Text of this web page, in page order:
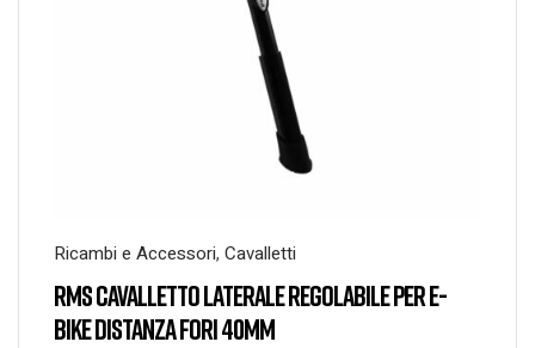
Ricambi e Accessori, Cavalletti
RMS CAVALLETTO LATERALE REGOLABILE PER E-
BIKE DISTANZA FORI 40MM